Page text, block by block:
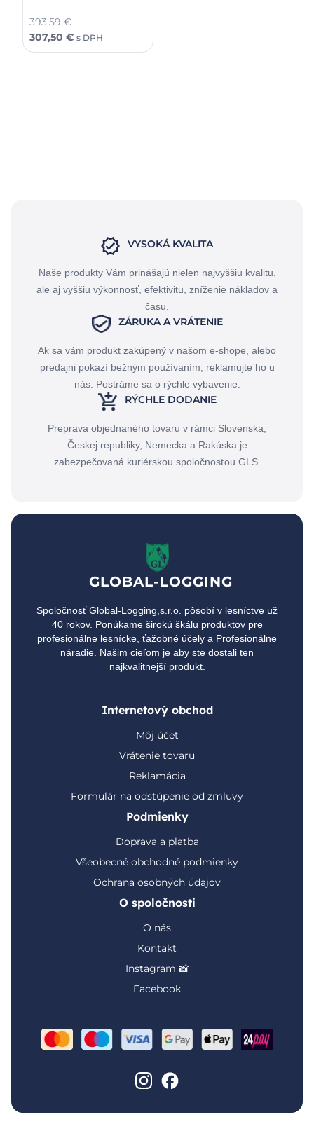
393,59€
307,50 € s DPH
VYSOKÁ KVALITA
Naše produkty Vám prinášajú nielen najvyššiu kvalitu,
ale aj vyššiu výkonnosť, efektivitu, zníženie nákladov a
času.
ZÁRUKA A VRÁTENIE
Ak sa vám produkt zakúpený v našom e-shope, alebo
predajni pokazí bežným používaním, reklamujte ho u
nás. Postráme sa o rýchle vybavenie.
RÝCHLE DODANIE
Preprava objednaného tovaru v rámci Slovenska,
Českej republiky, Nemecka a Rakúska je
zabezpečovaná kuriérskou spoločnosťou GLS.
GLOBAL-LOGGING
Spoločnosť Global-Logging,s.r.o. pôsobí v lesníctve už
40 rokov. Ponúkame širokú škálu produktov pre
profesionálne lesnícke, ťažobné účely a Profesionálne
náradie. Našim cieľom je aby ste dostali ten
najkvalitnejší produkt.
Internetový obchod
Môj účet
Vrátenie tovaru
Reklamácia
Formulár na odstúpenie od zmluvy
Podmienky
Doprava a platba
Všeobecné obchodné podmienky
Ochrana osobných údajov
O spoločnosti
O nás
Kontakt
Instagram 📸
Facebook